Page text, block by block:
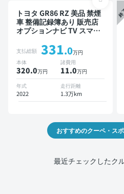
トヨタ GR86 RZ 美品 禁煙
車 整備記録簿あり 販売店
オプションナビ TV スマー
ー ドライブレコーダー
支払総額 331.0万円
本体
320.0万円
諸費用
11.0万円
年式
2022
走行距離
1.3万km
おすすめのクーペ・ス
最近チェックしたク